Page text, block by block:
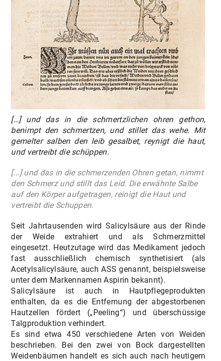
[…] und das in die schmertzlichen ohren gethon,
benimpt den schmertzen, und stillet das wehe. Mit
gemelter salben den leib gesalbet, reynigt die haut,
und vertreibt die schüppen.
[...] und das in die schmerzenden Ohren getan, nimmt
den Schmerz und stillt das Leid. Die erwähnte Salbe
auf den Körper aufgetragen, reinigt die Haut und
vertreibt die Schuppen.
Seit Jahrtausenden wird Salicylsäure aus der Rinde
der Weide extrahiert und als Schmerzmittel
eingesetzt. Heutzutage wird das Medikament jedoch
fast ausschließlich chemisch synthetisiert (als
Acetylsalicylsäure, auch ASS genannt, beispielsweise
unter dem Markennamen Aspirin bekannt).
Salicylsäure ist auch in Hautpflegeprodukten
enthalten, da es die Entfernung der abgestorbenen
Hautzellen fördert („Peeling“) und überschüssige
Talgproduktion verhindert.
Es sind etwa 450 verschiedene Arten von Weiden
beschrieben. Bei den zwei von Bock dargestellten
Weidenbäumen handelt es sich auch nach heutigem